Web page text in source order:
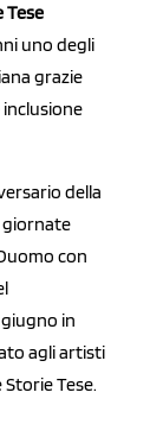
Tese
uno degli
grazie
inclusione
della
giornate
con
in
agli artisti
Tese.